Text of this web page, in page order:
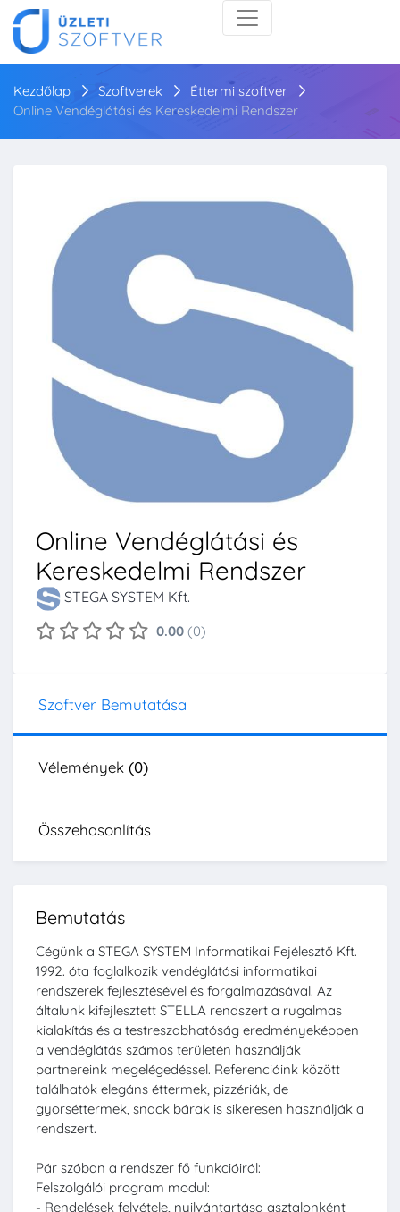
Kezdőlap Szoftverek
Éttermi szoftver
Online Vendéglátási és Kereskedelmi Rendszer
Online Vendéglátási és
Kereskedelmi Rendszer
STEGA SYSTEM Kft.
0.00 (0)
Szoftver Bemutatása
Vélemények (0)
Összehasonlítás
Bemutatás
Cégünk a STEGA SYSTEM Informatikai Fejélesztő Kft.
1992. óta foglalkozik vendéglátási informatikai
rendszerek fejlesztésével és forgalmazásával. Az
általunk kifejlesztett STELLA rendszert a rugalmas
kialakítás és a testreszabhatóság eredményeképpen
a vendéglátás számos területén használják
partnereink megelégedéssel. Referenciáink között
találhatók elegáns éttermek, pizzériák, de
gyorséttermek, snack bárak is sikeresen használják a
rendszert.
Pár szóban a rendszer fő funkcióiról:
Felszolgálói program modul:
- Rendelések felvétele, nyilvántartása asztalonként